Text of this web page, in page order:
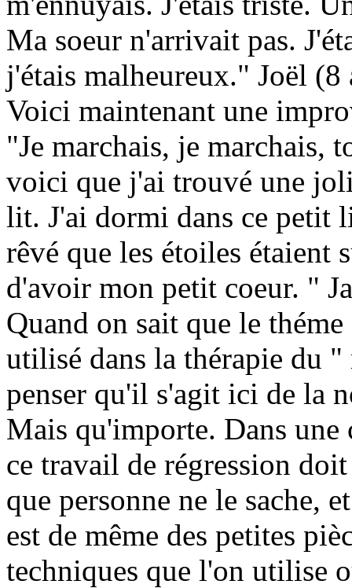
Ma soeur n'arrivait pas.
j'étais malheureux." Joël (8
Voici maintenant une
"Je marchais, je marchais,
voici que j'ai trouvé une
lit. J'ai dormi dans ce petit
rêvé que les étoiles étaient
d'avoir mon petit coeur. "
Quand on sait que le
utilisé dans la thérapie du
penser qu'il s'agit ici de la
Mais qu'importe. Dans une
ce travail de régression
que personne ne le sache,
est de même des petites
techniques que l'on utilise